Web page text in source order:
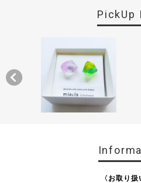
PickUp
〈お取り扱